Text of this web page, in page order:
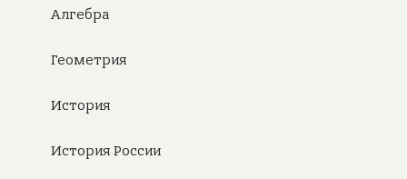
Алгебра
Геометрия
История
История России